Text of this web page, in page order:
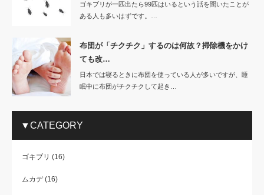
ゴキブリが一匹出たら99匹はいるという話を聞いたことが
ある人も多いはずです。…
布団が「チクチク」するのは何故？掃除機をかけ
ても改…
日本では寝るときに布団を使っている人が多いですが、睡
眠中に布団がチクチクして起き…
▼CATEGORY
ゴキブリ (16)
ムカデ(16)